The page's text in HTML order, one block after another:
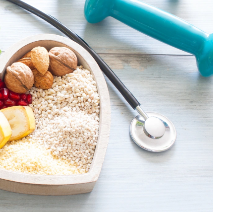
23.07.2026
All inclusive a cholesterol –
korzystać z bufetu i nie
przesadzić? [Infografika]